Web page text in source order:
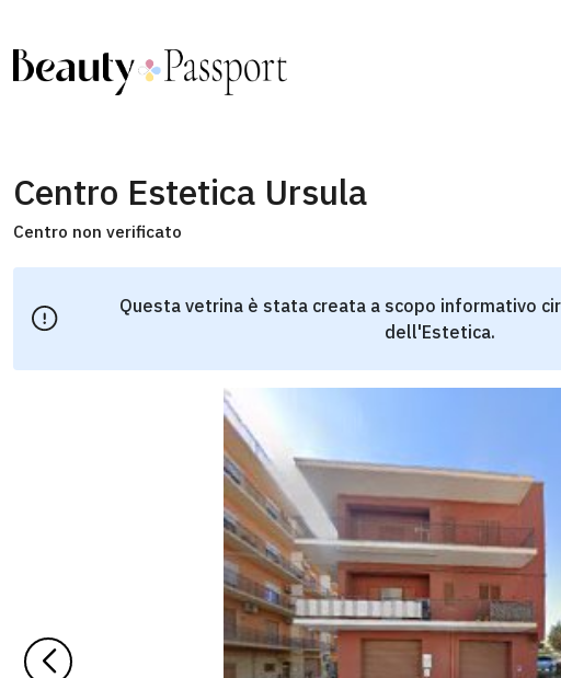
Centro Estetica Ursula
Centro non verificato
Questa vetrina è stata creata a scopo informativo
dell'Estetica.